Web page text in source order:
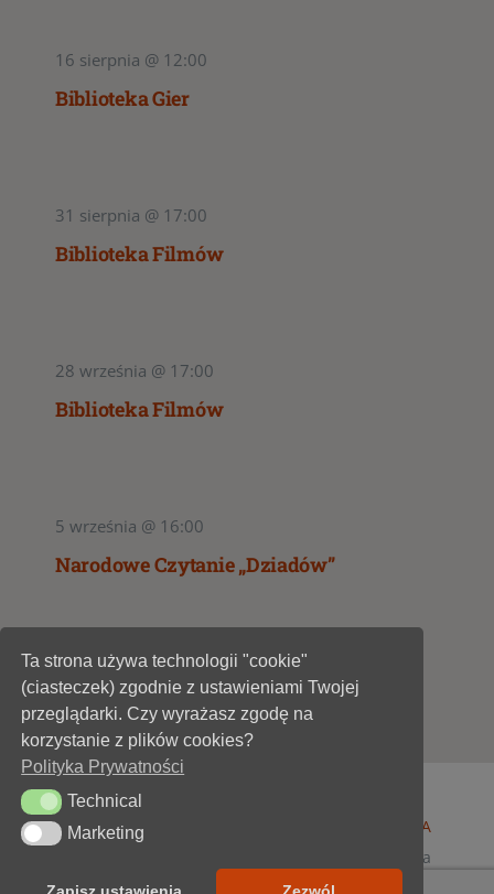
16 sierpnia @ 12:00
Biblioteka Gier
31 sierpnia @ 17:00
Biblioteka Filmów
28 września @ 17:00
Biblioteka Filmów
5 września @ 16:00
Narodowe Czytanie „Dziadów”
1
© 1947 - 2026 •
Miejska Biblioteka Publiczna im. A
• wszelkie prawa
zastrzeżone • projekt i realizacjaSOKÓŁ-IT
Ta strona używa technologii "cookie"
(ciasteczek) zgodnie z ustawieniami Twojej
przeglądarki. Czy wyrażasz zgodę na
korzystanie z plików cookies?
Polityka Prywatności
TechnicalTechnical
MarketingMarketing